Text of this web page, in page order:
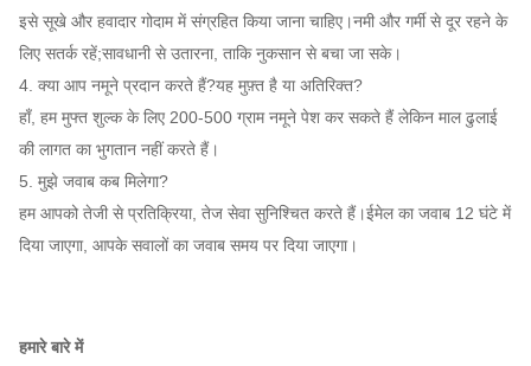
इसे सूखे और हवादार गोदाम में संग्रहित किया जाना चाहिए।नमी और गर्मी से दूर रहने के
लिए सतर्क रहें;सावधानी से उतारना, ताकि नुकसान से बचा जा सके।
4. क्या आप नमूने प्रदान करते हैं?यह मुफ़्त है या अतिरिक्त?
हाँ, हम मुफ्त शुल्क के लिए 200-500 ग्राम नमूने पेश कर सकते हैं लेकिन माल ढुलाई
की लागत का भुगतान नहीं करते हैं।
5. मुझे जवाब कब मिलेगा?
हम आपको तेजी से प्रतिक्रिया, तेज सेवा सुनिश्चित करते हैं।ईमेल का जवाब 12 घंटे में
दिया जाएगा, आपके सवालों का जवाब समय पर दिया जाएगा।
हमारे बारे में